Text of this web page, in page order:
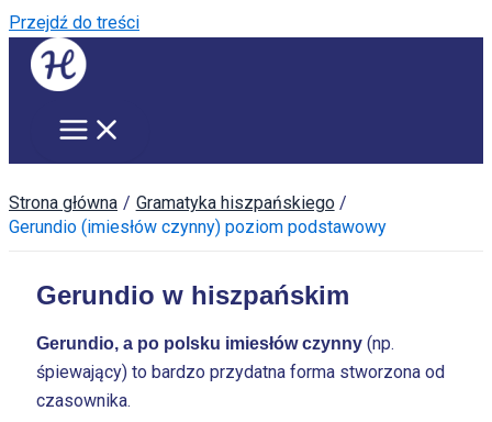
Przejdź do treści
Strona główna
Gramatyka hiszpańskiego
Gerundio (imiesłów czynny) poziom podstawowy
Gerundio w hiszpańskim
Gerundio, a po polsku imiesłów czynny (np.
śpiewający) to bardzo przydatna forma stworzona od
czasownika.